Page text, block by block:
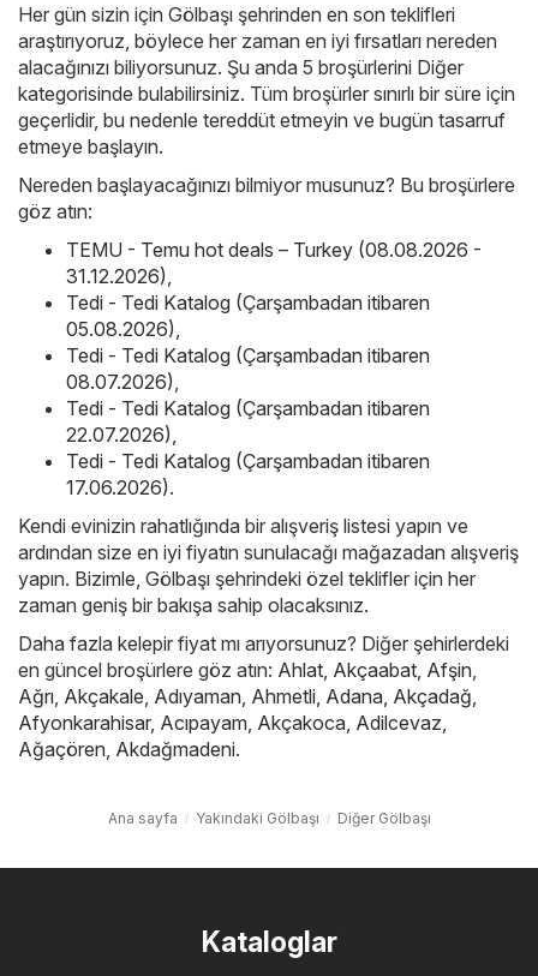
Her gün sizin için Gölbaşı şehrinden en son teklifleri
araştırıyoruz, böylece her zaman en iyi fırsatları nereden
alacağınızı biliyorsunuz. Şu anda 5 broşürlerini Diğer
kategorisinde bulabilirsiniz. Tüm broşürler sınırlı bir süre için
geçerlidir, bu nedenle tereddüt etmeyin ve bugün tasarruf
etmeye başlayın.
Nereden başlayacağınızı bilmiyor musunuz? Bu broşürlere
göz atın:
TEMU - Temu hot deals – Turkey (08.08.2026 -
31.12.2026)
Tedi - Tedi Katalog (Çarşambadan itibaren
05.08.2026)
Tedi - Tedi Katalog (Çarşambadan itibaren
08.07.2026)
Tedi - Tedi Katalog (Çarşambadan itibaren
22.07.2026)
Tedi - Tedi Katalog (Çarşambadan itibaren
17.06.2026).
Kendi evinizin rahatlığında bir alışveriş listesi yapın ve
ardından size en iyi fiyatın sunulacağı mağazadan alışveriş
yapın. Bizimle, Gölbaşı şehrindeki özel teklifler için her
zaman geniş bir bakışa sahip olacaksınız.
Daha fazla kelepir fiyat mı arıyorsunuz? Diğer şehirlerdeki
en güncel broşürlere göz atın: Ahlat Akçaabat Afşin
Ağrı Akçakale Adıyaman Ahmetli Adana Akçadağ
Afyonkarahisar, Acıpayam Akçakoca Adilcevaz
Ağaçören Akdağmadeni.
Ana sayfa Yakındaki Gölbaşı Diğer Gölbaşı
Kataloglar